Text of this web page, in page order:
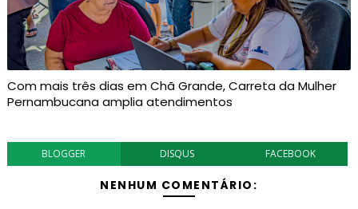
Com mais três dias em Chã Grande, Carreta da Mulher
Pernambucana amplia atendimentos
BLOGGER DISQUS FACEBOOK
NENHUM COMENTÁRIO: